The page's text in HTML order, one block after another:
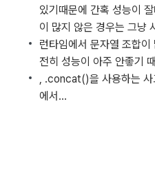
있기때문에 간혹 성능이
이 많지 않은 경우는 그냥
런타임에서 문자열 조합
전히 성능이 아주 안좋기
, .concat()을 사용하는 사
에서...